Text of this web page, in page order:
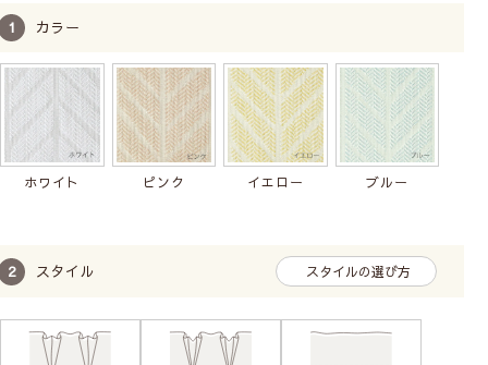
カラー
ホワイト ピンク イエロー ブルー
スタイル スタイルの選び方